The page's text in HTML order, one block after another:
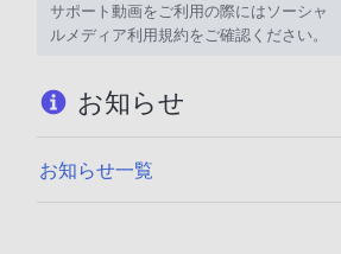
サポート動画をご利用の際にはソーシャ
ルメディア利用規約をご確認ください。
お知らせ
お知らせ一覧